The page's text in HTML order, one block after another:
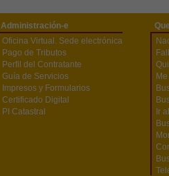
Administración-e
Oficina Virtual. Sede electrónica
Pago de Tributos
Perfil del Contratante
Guía de Servicios
Impresos y Formularios
Certificado Digital
PI Catastral
Ir